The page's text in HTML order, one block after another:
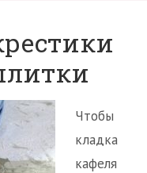
Чтобы
кладка
кафеля